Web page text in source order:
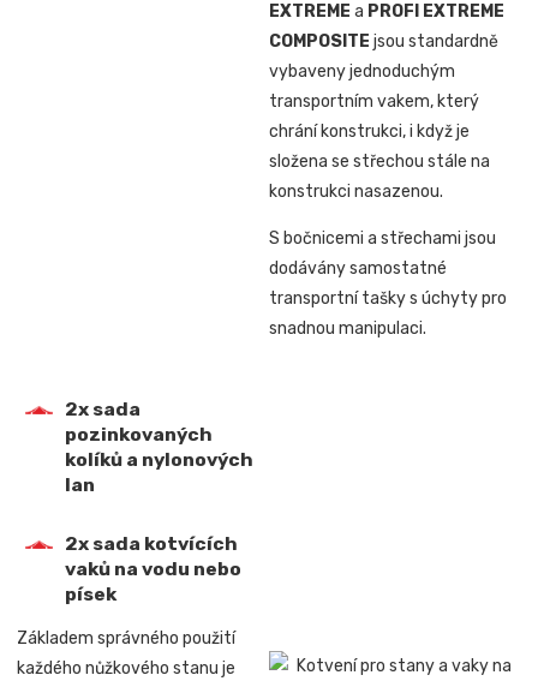
EXTREME a PROFI EXTREME
COMPOSITE jsou standardně
vybaveny jednoduchým
transportním vakem, který
chrání konstrukci, i když je
složena se střechou stále na
konstrukci nasazenou.
S bočnicemi a střechami jsou
dodávány samostatné
transportní tašky s úchyty pro
snadnou manipulaci.
2x sada
pozinkovaných
kolíků a nylonových
lan
2x sada kotvících
vaků na vodu nebo
písek
Základem správného použití
každého nůžkového stanu je